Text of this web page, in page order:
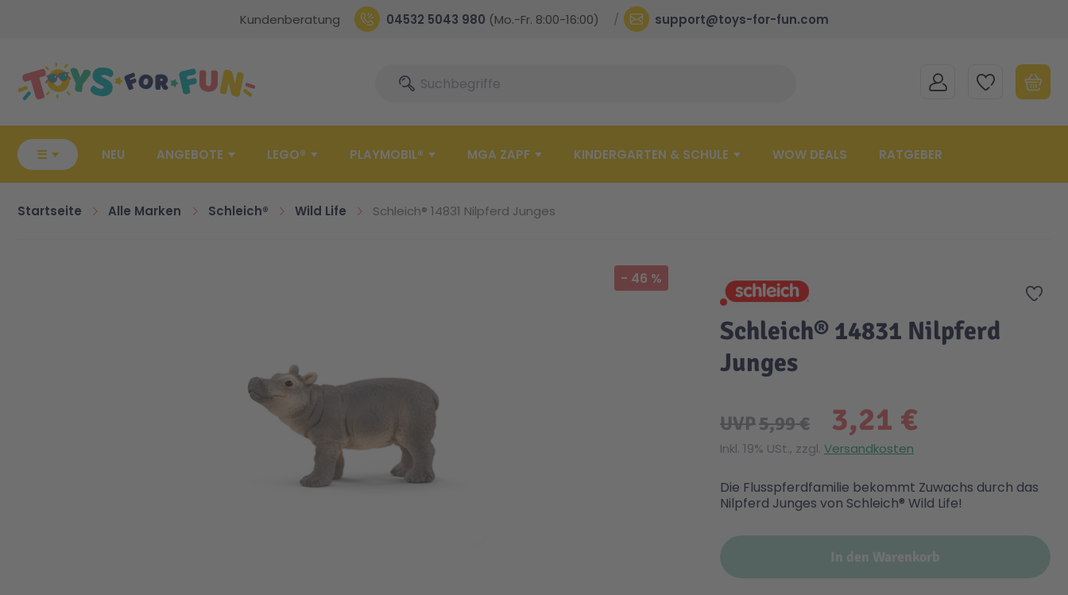
Kundenberatung 04532 5043 980 (Mo.-Fr. 8:00-16:00) support@toys-for-fun.com
SucheSuche MEIN KONTOMEINE WUNSCHLISTE
☰ NEU ANGEBOTE LEGO® PLAYMOBIL® MGA ZAPF KINDERGARTEN & SCHULE WOW DEALS RATGEBER
Startseite Alle Marken Schleich® Wild Life Schleich® 14831 Nilpferd Junges
- 46 %
Zur
Schleich® 14831 Nilpferd
Junges
3,21 €
UVP5,99 €
Inkl. 19% USt., zzgl. Versandkosten
Die Flusspferdfamilie bekommt Zuwachs durch das
Nilpferd Junges von Schleich® Wild Life!
In den Warenkorb